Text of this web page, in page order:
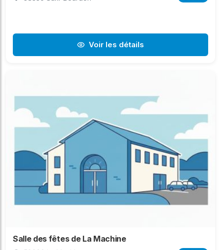
Voir les détails
Salle des fêtes de La Machine